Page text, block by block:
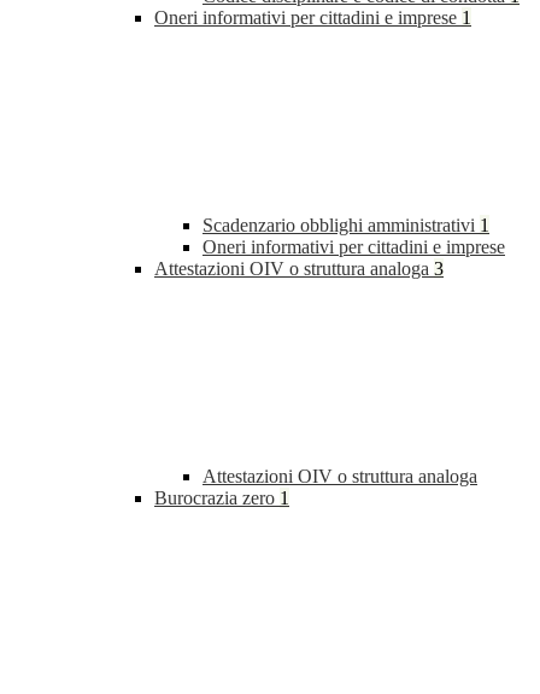
Oneri informativi per cittadini e imprese 1
Scadenzario obblighi amministrativi 1
Oneri informativi per cittadini e imprese
Attestazioni OIV o struttura analoga 3
Attestazioni OIV o struttura analoga
Burocrazia zero 1